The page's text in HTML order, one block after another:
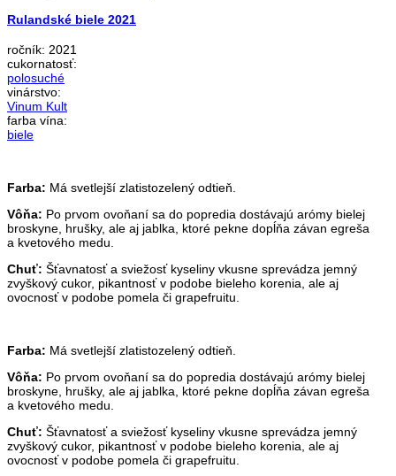
Rulandské biele 2021
ročník: 2021
cukornatosť:
polosuché
vinárstvo:
Vinum Kult
farba vína:
biele
Farba: Má svetlejší zlatistozelený odtieň.
Vôňa: Po prvom ovoňaní sa do popredia dostávajú arómy bielej
broskyne, hrušky, ale aj jablka, ktoré pekne dopĺňa závan egreša
a kvetového medu.
Chuť: Šťavnatosť a sviežosť kyseliny vkusne sprevádza jemný
zvyškový cukor, pikantnosť v podobe bieleho korenia, ale aj
ovocnosť v podobe pomela či grapefruitu.
Farba: Má svetlejší zlatistozelený odtieň.
Vôňa: Po prvom ovoňaní sa do popredia dostávajú arómy bielej
broskyne, hrušky, ale aj jablka, ktoré pekne dopĺňa závan egreša
a kvetového medu.
Chuť: Šťavnatosť a sviežosť kyseliny vkusne sprevádza jemný
zvyškový cukor, pikantnosť v podobe bieleho korenia, ale aj
ovocnosť v podobe pomela či grapefruitu.